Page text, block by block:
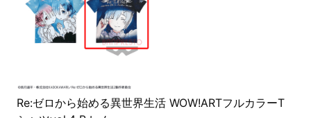
Re:ゼロから始める異世界生活 WOW!ARTフルカラーT